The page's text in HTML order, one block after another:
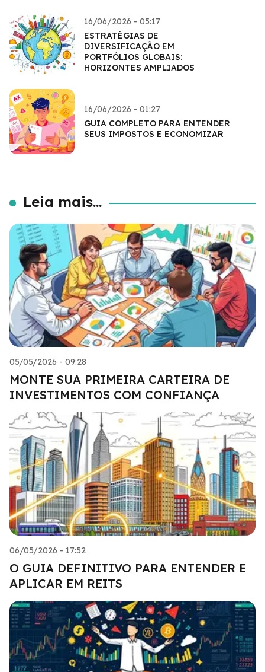
16/06/2026 - 05:17
ESTRATÉGIAS DE
DIVERSIFICAÇÃO EM
PORTFÓLIOS GLOBAIS:
HORIZONTES AMPLIADOS
16/06/2026 - 01:27
GUIA COMPLETO PARA ENTENDER
SEUS IMPOSTOS E ECONOMIZAR
Leia mais...
05/05/2026 - 09:28
MONTE SUA PRIMEIRA CARTEIRA DE
INVESTIMENTOS COM CONFIANÇA
06/05/2026 - 17:52
O GUIA DEFINITIVO PARA ENTENDER E
APLICAR EM REITS